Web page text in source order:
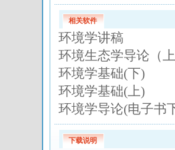
相关软件
环境学讲稿
环境生态学导论（
环境学基础(下)
环境学基础(上)
环境学导论(电子书
下载说明